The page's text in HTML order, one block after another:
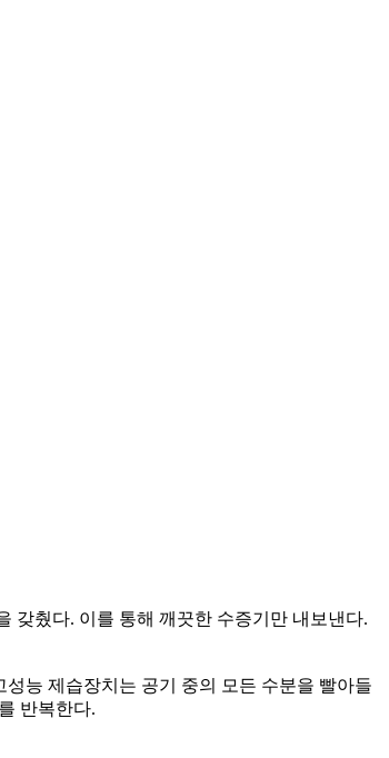
갖췄다. 이를 통해 깨끗한 수증기만 내보낸다.
능 제습장치는 공기 중의 모든 수분을 빨아들
반복한다.